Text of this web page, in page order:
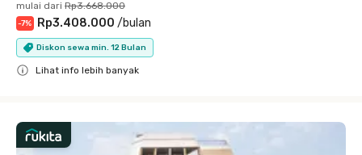
mulai dari Rp3.668.000
-7% Rp3.408.000 /bulan
Diskon sewa min. 12 Bulan
Lihat info lebih banyak